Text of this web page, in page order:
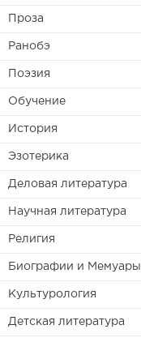
Проза
Ранобэ
Поэзия
Обучение
История
Эзотерика
Деловая литература
Научная литература
Религия
Биографии и Мемуары
Культурология
Детская литература